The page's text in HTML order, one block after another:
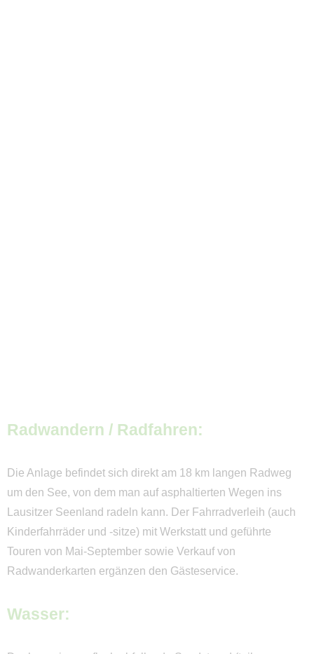
Radwandern / Radfahren:
Die Anlage befindet sich direkt am 18 km langen Radweg
um den See, von dem man auf asphaltierten Wegen ins
Lausitzer Seenland radeln kann. Der Fahrradverleih (auch
Kinderfahrräder und -sitze) mit Werkstatt und geführte
Touren von Mai-September sowie Verkauf von
Radwanderkarten ergänzen den Gästeservice.
Wasser: